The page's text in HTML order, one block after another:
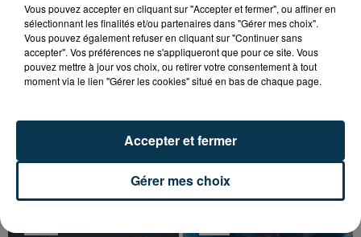
12h44
12h44 12h38
12h38
Vous pouvez accepter en cliquant sur "Accepter et fermer", ou affiner en
sélectionnant les finalités et/ou partenaires dans "Gérer mes choix".
Vous pouvez également refuser en cliquant sur "Continuer sans
accepter". Vos préférences ne s'appliqueront que pour ce site. Vous
pouvez mettre à jour vos choix, ou retirer votre consentement à tout
moment via le lien "Gérer les cookies" situé en bas de chaque page.
Gérer mes choix
Accepter et fermer